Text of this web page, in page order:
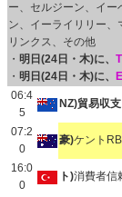
ー、セルジーン、イー
ン、イーライリリー、
リンクス、その他
・ 明日(24日・木)に、
・ 明日(24日・木)に、
06:4
5
NZ)貿易収支
07:2
0
豪)ケント
16:0
0
ト)消費者信